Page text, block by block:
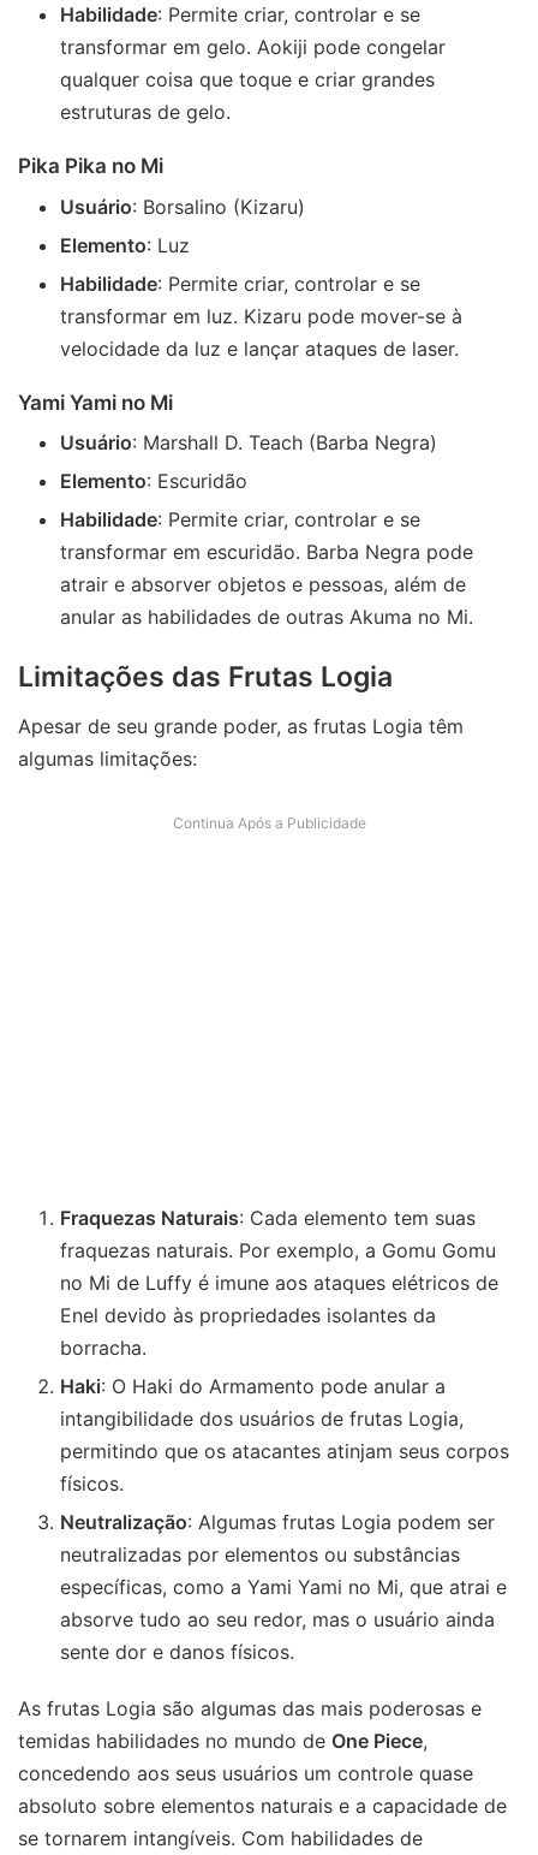
Habilidade: Permite criar, controlar e se
transformar em gelo. Aokiji pode congelar
qualquer coisa que toque e criar grandes
estruturas de gelo.
Pika Pika no Mi
Usuário: Borsalino (Kizaru)
Elemento: Luz
Habilidade: Permite criar, controlar e se
transformar em luz. Kizaru pode mover-se à
velocidade da luz e lançar ataques de laser.
Yami Yami no Mi
Usuário: Marshall D. Teach (Barba Negra)
Elemento: Escuridão
Habilidade: Permite criar, controlar e se
transformar em escuridão. Barba Negra pode
atrair e absorver objetos e pessoas, além de
anular as habilidades de outras Akuma no Mi.
Limitações das Frutas Logia
Apesar de seu grande poder, as frutas Logia têm
algumas limitações:
Continua Após a Publicidade
Fraquezas Naturais: Cada elemento tem suas
fraquezas naturais. Por exemplo, a Gomu Gomu
no Mi de Luffy é imune aos ataques elétricos de
Enel devido às propriedades isolantes da
borracha.
Haki: O Haki do Armamento pode anular a
intangibilidade dos usuários de frutas Logia,
permitindo que os atacantes atinjam seus corpos
físicos.
Neutralização: Algumas frutas Logia podem ser
neutralizadas por elementos ou substâncias
específicas, como a Yami Yami no Mi, que atrai e
absorve tudo ao seu redor, mas o usuário ainda
sente dor e danos físicos.
As frutas Logia são algumas das mais poderosas e
temidas habilidades no mundo de One Piece,
concedendo aos seus usuários um controle quase
absoluto sobre elementos naturais e a capacidade de
se tornarem intangíveis. Com habilidades de